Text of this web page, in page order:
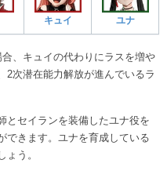
キュイ ユナ
、キュイの代わりにラスを増や
2次潜在能力解放が進んでいるラ
とセイランを装備したユナ役を
できます。ユナを育成している
う。